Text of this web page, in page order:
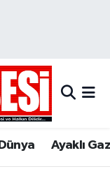
Dünya Ayaklı